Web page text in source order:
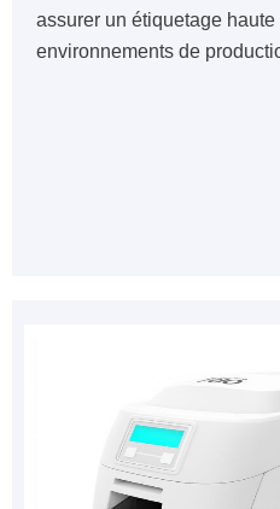
assurer un étiquetage
environnements de